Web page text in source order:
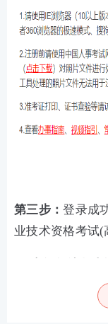
第三步：登录成
业技术资格考试(
2021-2025年高